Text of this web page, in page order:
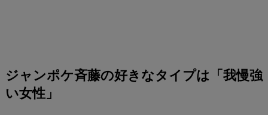
ジャンポケ斉藤の好きなタイプは 「我慢強
い女性」